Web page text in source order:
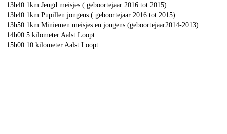
13h40 1km Jeugd meisjes ( geboortejaar 2016 tot 2015)
13h40 1km Pupillen jongens ( geboortejaar 2016 tot 2015)
13h50 1km Miniemen meisjes en jongens (geboortejaar2014-2013)
14h00 5 kilometer Aalst Loopt
15h00 10 kilometer Aalst Loopt